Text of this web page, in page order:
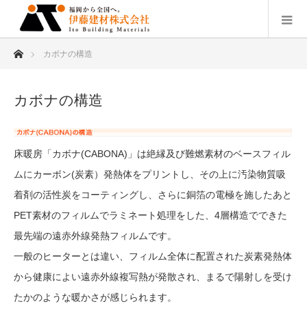
ホームカボナの構造
カボナの構造
床暖房「カボナ(CABONA)」は絶縁及び難燃素材のベースフィル
ムにカーボン(炭素）発熱体をプリントし、その上に汚染物質吸
着剤の活性炭をコーティングし、さらに銅箔の電極を施したあと
PET素材のフィルムでラミネート処理をした、4層構造でできた
最先端の遠赤外線発熱フィルムです。
一般のヒーターとは違い、フィルム全体に配置された炭素発熱体
から健康によい遠赤外線複写熱が発散され、まるで陽射しを受け
たかのような暖かさが感じられます。